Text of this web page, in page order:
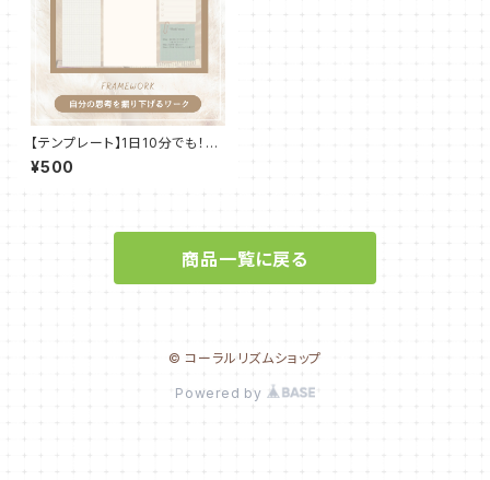
【テンプレート】1日10分でも！自
分を知るフレームワーク
¥500
商品一覧に戻る
© コーラルリズムショップ
Powered by